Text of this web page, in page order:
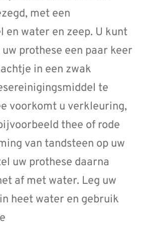
met een
en water en zeep. U kunt
prothese een paar keer
in een zwak
te
voorkomt u verkleuring,
thee of rode
van tandsteen op uw
uw prothese daarna
af met water. Leg uw
heet water en gebruik